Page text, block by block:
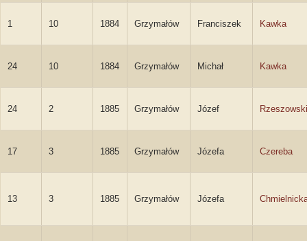
1 10 1884 Grzymałów Franciszek Kawka
24 10 1884 Grzymałów Michał Kawka
24 2 1885 Grzymałów Józef Rzeszowski
17 3 1885 Grzymałów Józefa Czereba
13 3 1885 Grzymałów Józefa